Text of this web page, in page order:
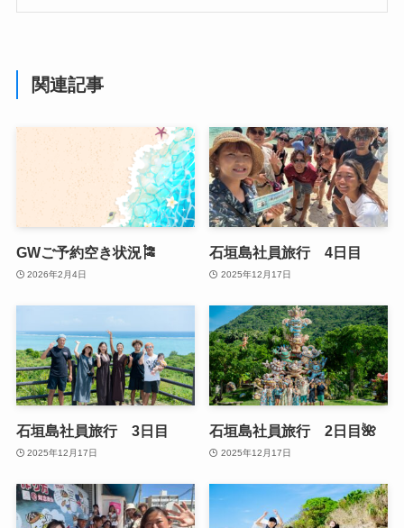
関連記事
GWご予約空き状況🎏
2026年2月4日
石垣島社員旅行 4日目
2025年12月17日
石垣島社員旅行 3日目
2025年12月17日
石垣島社員旅行 2日目🌺
2025年12月17日